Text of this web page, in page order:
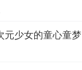
元少女的童心童梦